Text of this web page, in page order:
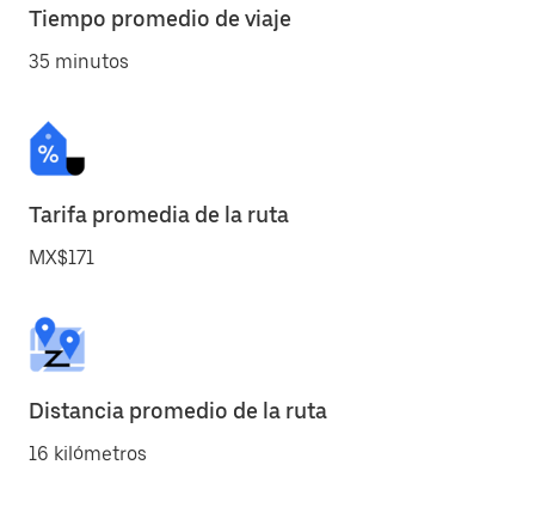
Tiempo promedio de viaje
35 minutos
Tarifa promedia de la ruta
MX$171
Distancia promedio de la ruta
16 kilómetros